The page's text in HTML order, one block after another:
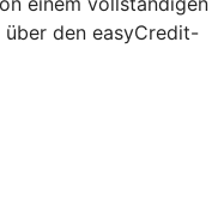
den easyCredit-